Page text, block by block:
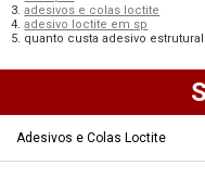
adesivos e colas loctite
adesivo loctite em sp
quanto custa adesivo
Adesivos e Colas Loctite